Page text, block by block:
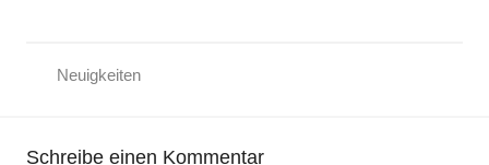
Neuigkeiten
k
Schreibe einen Kommentar